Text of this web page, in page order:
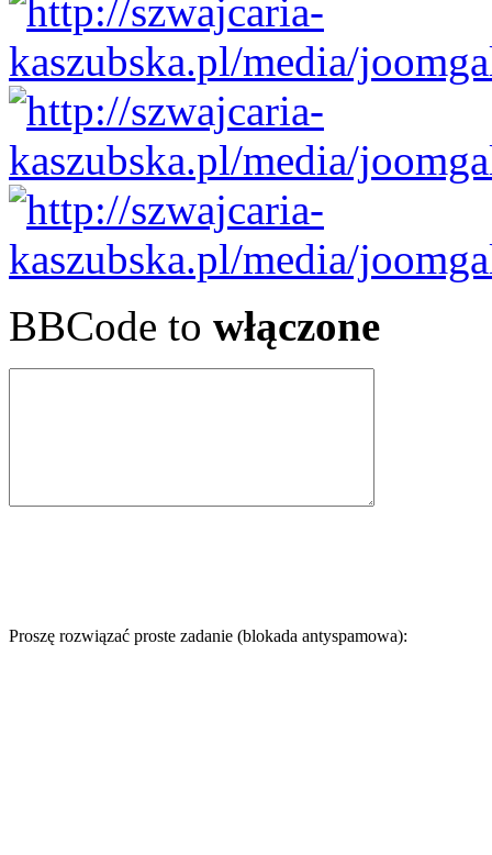
BBCode to włączone
Proszę rozwiązać proste zadanie (blokada antyspamowa):